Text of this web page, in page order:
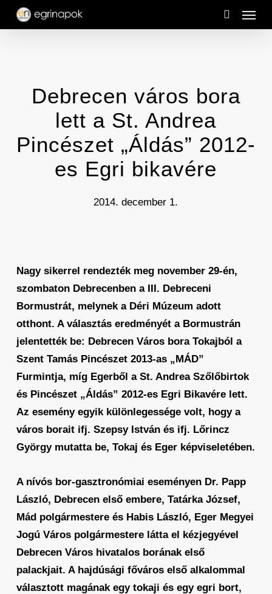
Skip
search
Menu
Debrecen város bora
lett a St. Andrea
Pincészet „Áldás” 2012-
es Egri bikavére
2014. december 1.
Nagy sikerrel rendezték meg november 29-én,
szombaton Debrecenben a III. Debreceni
Bormustrát, melynek a Déri Múzeum adott
otthont. A választás eredményét a Bormustrán
jelentették be: Debrecen Város bora Tokajból a
Szent Tamás Pincészet 2013-as „MÁD”
Furmintja, míg Egerből a St. Andrea Szőlőbirtok
és Pincészet „Áldás” 2012-es Egri Bikavére lett.
Az esemény egyik különlegessége volt, hogy a
város borait ifj. Szepsy István és ifj. Lőrincz
György mutatta be, Tokaj és Eger képviseletében.
A nívós bor-gasztronómiai eseményen Dr. Papp
László, Debrecen első embere, Tatárka József,
Mád polgármestere és Habis László, Eger Megyei
Jogú Város polgármestere látta el kézjegyével
Debrecen Város hivatalos borának első
palackjait. A hajdúsági főváros első alkalommal
választott magának egy tokaji és egy egri bort,